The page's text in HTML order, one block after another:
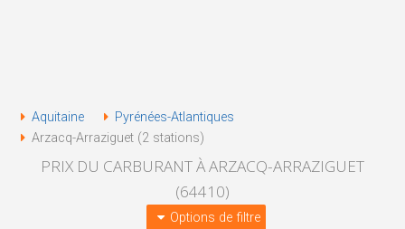
Aquitaine
Pyrénées-Atlantiques
Arzacq-Arraziguet (2 stations)
PRIX DU CARBURANT À ARZACQ-ARRAZIGUET
(64410)
Options de filtre